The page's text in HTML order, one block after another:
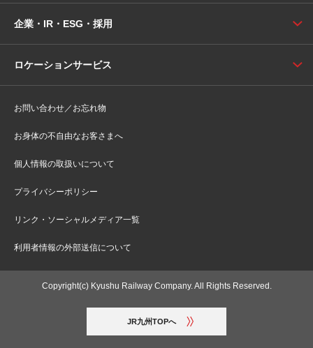
企業・IR・ESG・採用
ロケーションサービス
お問い合わせ／お忘れ物
お身体の不自由なお客さまへ
個人情報の取扱いについて
プライバシーポリシー
リンク・ソーシャルメディア一覧
利用者情報の外部送信について
Copyright(c) Kyushu Railway Company. All Rights Reserved.
JR九州TOPへ